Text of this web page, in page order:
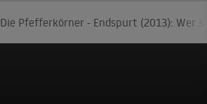
Die Pfefferkörner - Endspurt (2013): Wer